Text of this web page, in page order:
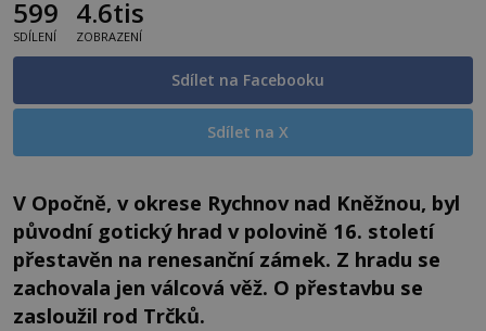
599
SDÍLENÍ
4.6tis
ZOBRAZENÍ
Sdílet na Facebooku
Sdílet na X
V Opočně, v okrese Rychnov nad Kněžnou, byl
původní gotický hrad v polovině 16. století
přestavěn na renesanční zámek. Z hradu se
zachovala jen válcová věž. O přestavbu se
zasloužil rod Trčků.